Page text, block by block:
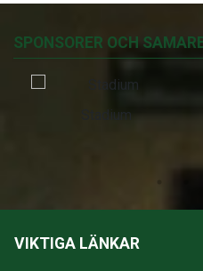
SPONSORER OCH
Stadium
VIKTIGA LÄNKAR